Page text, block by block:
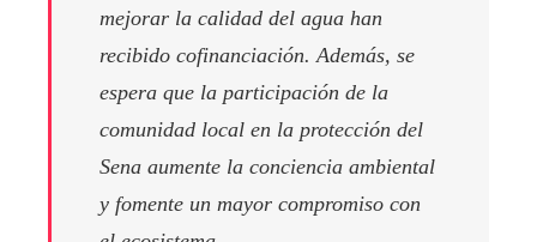
mejorar la calidad del agua han
recibido cofinanciación. Además, se
espera que la participación de la
comunidad local en la protección del
Sena aumente la conciencia ambiental
y fomente un mayor compromiso con